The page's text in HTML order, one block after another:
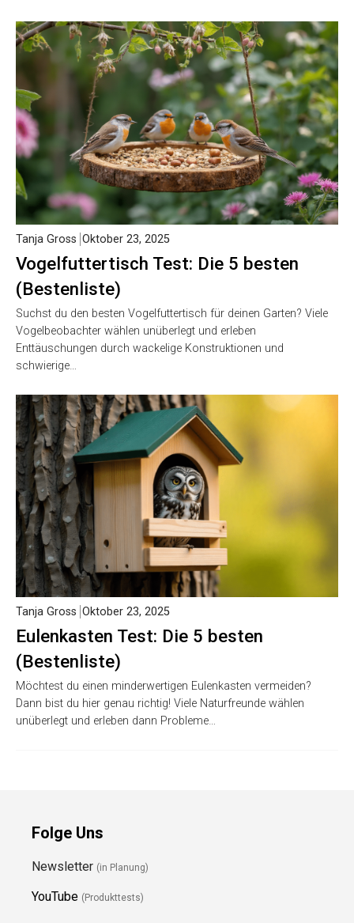
Vogelfuttertisch Test: Die 5 besten
(Bestenliste)
Tanja Gross Oktober 23, 2025
Suchst du den besten Vogelfuttertisch für deinen Garten? Viele
Vogelbeobachter wählen unüberlegt und erleben
Enttäuschungen durch wackelige Konstruktionen und
schwierige…
Eulenkasten Test: Die 5 besten
(Bestenliste)
Tanja Gross Oktober 23, 2025
Möchtest du einen minderwertigen Eulenkasten vermeiden?
Dann bist du hier genau richtig! Viele Naturfreunde wählen
unüberlegt und erleben dann Probleme…
Folge Uns
Newsletter (in Planung)
YouTube (Produkttests)